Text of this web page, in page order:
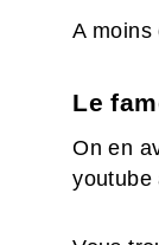
A moins
Le
On en
youtube